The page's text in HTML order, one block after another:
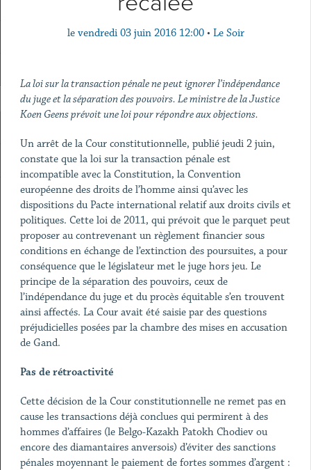
le vendredi 03 juin 2016 12:00 • Le Soir
La loi sur la transaction pénale ne peut ignorer l’indépendance
du juge et la séparation des pouvoirs. Le ministre de la Justice
Koen Geens prévoit une loi pour répondre aux objections.
Un arrêt de la Cour constitutionnelle, publié jeudi 2 juin,
constate que la loi sur la transaction pénale est
incompatible avec la Constitution, la Convention
européenne des droits de l’homme ainsi qu’avec les
dispositions du Pacte international relatif aux droits civils et
politiques. Cette loi de 2011, qui prévoit que le parquet peut
proposer au contrevenant un règlement financier sous
conditions en échange de l’extinction des poursuites, a pour
conséquence que le législateur met le juge hors jeu. Le
principe de la séparation des pouvoirs, ceux de
l’indépendance du juge et du procès équitable s’en trouvent
ainsi affectés. La Cour avait été saisie par des questions
préjudicielles posées par la chambre des mises en accusation
de Gand.
Pas de rétroactivité
Cette décision de la Cour constitutionnelle ne remet pas en
cause les transactions déjà conclues qui permirent à des
hommes d’affaires (le Belgo-Kazakh Patokh Chodiev ou
encore des diamantaires anversois) d’éviter des sanctions
pénales moyennant le paiement de fortes sommes d’argent :